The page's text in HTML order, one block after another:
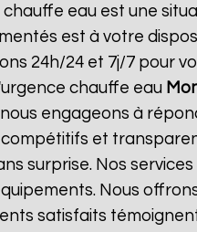
chauffe eau est une
est à votre
24h/24 et 7j/7 pour
chauffe eau
engageons à
et
surprise. Nos
Nous
satisfaits